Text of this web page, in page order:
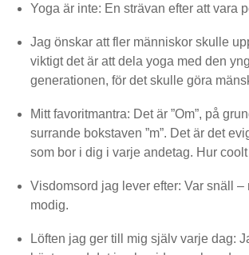
Yoga är inte: En strävan efter att vara
Jag önskar att fler människor skulle
viktigt det är att dela yoga med den
generationen, för det skulle göra
Mitt favoritmantra: Det är ”Om”, på
surrande bokstaven ”m”. Det är det
som bor i dig i varje andetag. Hur
Visdomsord jag lever efter: Var snäll –
modig.
Löften jag ger till mig själv varje dag: